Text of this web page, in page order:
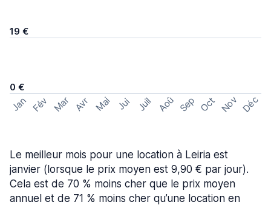
19 €
0 €
Jan Fév Mar Avr Mai Jui Juil Aoû Sep Oct Nov Déc
Le meilleur mois pour une location à Leiria est
janvier (lorsque le prix moyen est 9,90 € par jour).
Cela est de 70 % moins cher que le prix moyen
annuel et de 71 % moins cher qu’une location en